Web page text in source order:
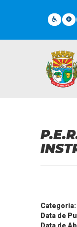
Categoria:
Data de